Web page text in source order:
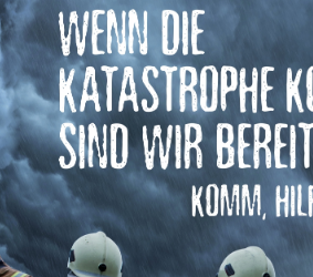
2.
Veröffentlichungsdatum
21. Dezember 2020